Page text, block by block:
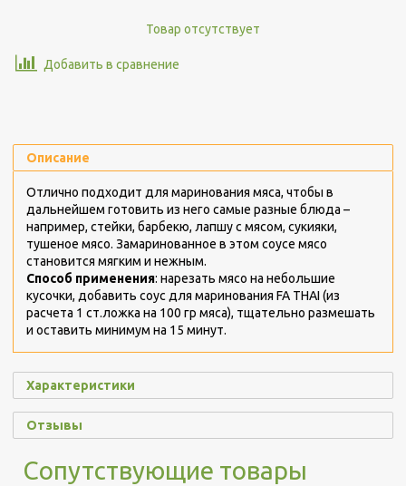
Товар отсутствует
Добавить в сравнение
Описание
Отлично подходит для маринования мяса, чтобы в
дальнейшем готовить из него самые разные блюда –
например, стейки, барбекю, лапшу с мясом, сукияки,
тушеное мясо. Замаринованное в этом соусе мясо
становится мягким и нежным.
Способ применения: нарезать мясо на небольшие
кусочки, добавить соус для маринования FA THAI (из
расчета 1 ст.ложка на 100 гр мяса), тщательно размешать
и оставить минимум на 15 минут.
Характеристики
Отзывы
Сопутствующие товары